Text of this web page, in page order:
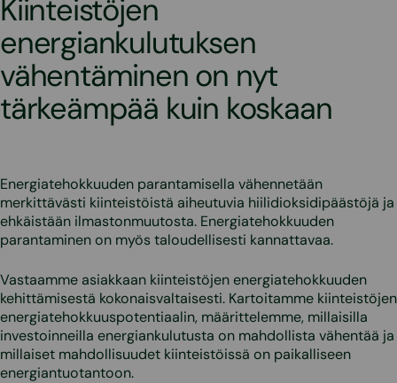
Kiinteistöjen
energiankulutuksen
vähentäminen on nyt
tärkeämpää kuin koskaan
Energiatehokkuuden parantamisella vähennetään
merkittävästi kiinteistöistä aiheutuvia hiilidioksidipäästöjä ja
ehkäistään ilmastonmuutosta. Energiatehokkuuden
parantaminen on myös taloudellisesti kannattavaa.
Vastaamme asiakkaan kiinteistöjen energiatehokkuuden
kehittämisestä kokonaisvaltaisesti. Kartoitamme kiinteistöjen
energiatehokkuuspotentiaalin, määrittelemme, millaisilla
investoinneilla energiankulutusta on mahdollista vähentää ja
millaiset mahdollisuudet kiinteistöissä on paikalliseen
energiantuotantoon.